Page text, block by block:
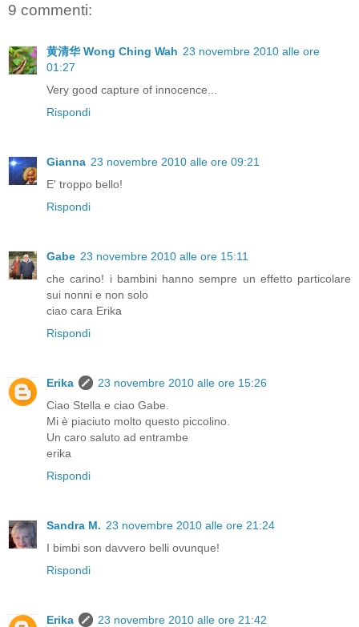
9 commenti:
黄清华 Wong Ching Wah 23 novembre 2010 alle ore
01:27
Very good capture of innocence...
Rispondi
Gianna 23 novembre 2010 alle ore 09:21
E' troppo bello!
Rispondi
Gabe 23 novembre 2010 alle ore 15:11
che carino! i bambini hanno sempre un effetto particolare
sui nonni e non solo
ciao cara Erika
Rispondi
Erika
23 novembre 2010 alle ore 15:26
Ciao Stella e ciao Gabe.
Mi è piaciuto molto questo piccolino.
Un caro saluto ad entrambe
erika
Rispondi
Sandra M. 23 novembre 2010 alle ore 21:24
I bimbi son davvero belli ovunque!
Rispondi
Erika
23 novembre 2010 alle ore 21:42